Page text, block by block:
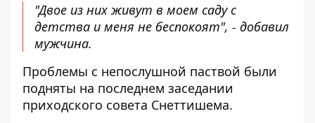
"Двое из них живут в моем саду с
детства и меня не беспокоят", - добавил
мужчина.
Проблемы с непослушной паствой были
подняты на последнем заседании
приходского совета Снеттишема.